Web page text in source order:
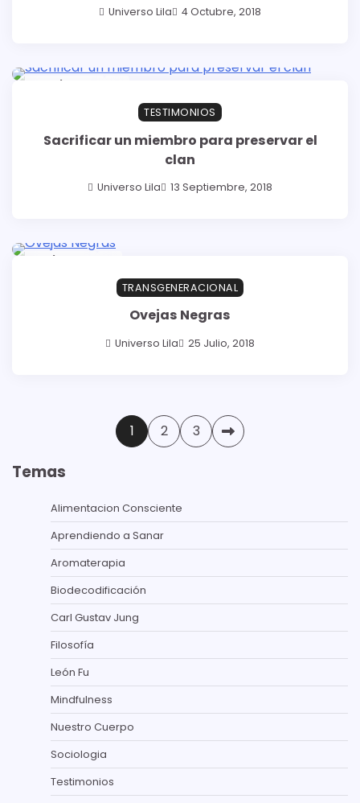
Universo Lila 4 Octubre, 2018
26 min read
TESTIMONIOS
Sacrificar un miembro para preservar el
clan
Universo Lila 13 Septiembre, 2018
2 min read
TRANSGENERACIONAL
Ovejas Negras
Universo Lila 25 Julio, 2018
Paginación
entradas
1 2 3
Temas
Alimentacion Consciente
Aprendiendo a Sanar
Aromaterapia
Biodecodificación
Carl Gustav Jung
Filosofía
León Fu
Mindfulness
Nuestro Cuerpo
Sociologia
Testimonios